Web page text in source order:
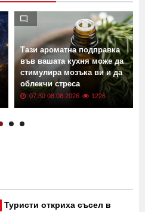
Тази ароматна подправка
във вашата кухня може да
стимулира мозъка ви и да
облекчи стреса
07:30 08.08.2026 1226
Туристи откриха съсел в